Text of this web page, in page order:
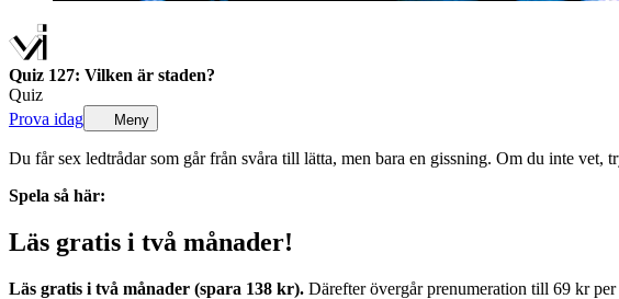
Quiz 127: Vilken är staden?
Quiz
Prova idag
Meny
Du får sex ledtrådar som går från svåra till lätta, men bara en gissning. Om du inte vet,
Spela så här:
Läs gratis i två månader!
Läs gratis i två månader (spara 138 kr). Därefter övergår prenumeration till 69 kr